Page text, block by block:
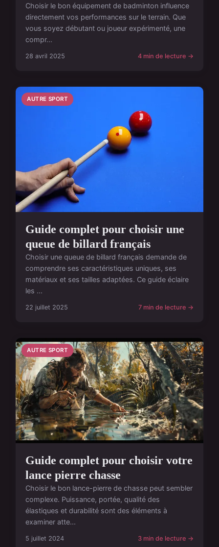
Choisir le bon équipement de badminton influence
directement vos performances sur le terrain. Que
vous soyez débutant ou joueur expérimenté, une
compr...
28 avril 2025 4 min de lecture →
AUTRE SPORT
Guide complet pour choisir une
queue de billard français
Choisir une queue de billard français demande de
comprendre ses caractéristiques uniques, ses
matériaux et ses tailles adaptées. Ce guide éclaire
les ...
22 juillet 2025 7 min de lecture →
AUTRE SPORT
Guide complet pour choisir votre
lance pierre chasse
Choisir le bon lance-pierre de chasse peut sembler
complexe. Puissance, portée, qualité des
élastiques et durabilité sont des éléments à
examiner atte...
5 juillet 2024 3 min de lecture →